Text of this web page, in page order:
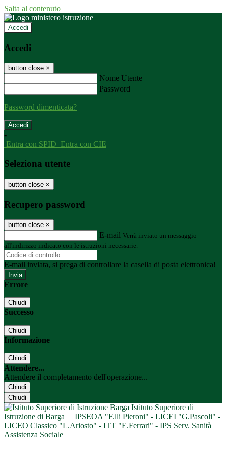
Salta al contenuto
Accedi
Accedi
button close ×
Nome Utente
Password
Password dimenticata?
-
Entra con SPID Entra con CIE
Seleziona utente
button close ×
Recupero password
button close ×
E-mail Verrà inviato un messaggio
all'indirizzo indicato con le istruzioni necessarie.
E-mail inviata, si prega di controllare la casella di posta elettronica!
Errore
Chiudi
Successo
Chiudi
Informazione
Chiudi
Attendere...
Attendere il completamento dell'operazione...
Chiudi
Chiudi
Istituto Superiore di
Istruzione di Barga
IPSEOA "F.lli Pieroni" - LICEI "G.Pascoli" -
LICEO Classico "L.Ariosto" - ITT "E.Ferrari" - IPS Serv. Sanità
Assistenza Sociale